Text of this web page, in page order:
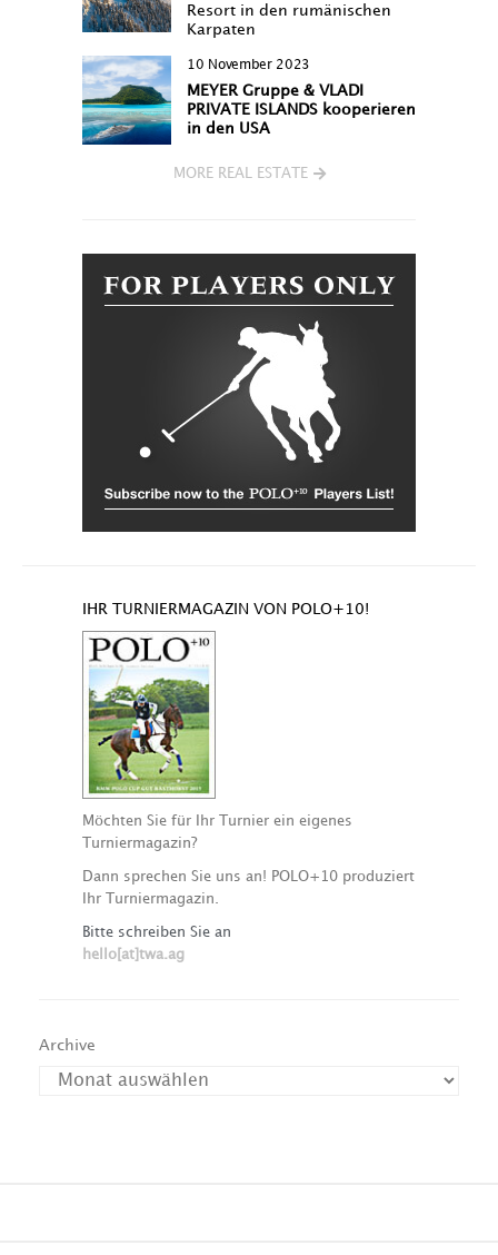
Resort in den rumänischen
Karpaten
10 November 2023
MEYER Gruppe & VLADI
PRIVATE ISLANDS kooperieren
in den USA
MORE REAL ESTATE
IHR TURNIERMAGAZIN VON POLO+10!
Möchten Sie für Ihr Turnier ein eigenes
Turniermagazin?
Dann sprechen Sie uns an! POLO+10 produziert
Ihr Turniermagazin.
Bitte schreiben Sie an
hello[at]twa.ag
Archive